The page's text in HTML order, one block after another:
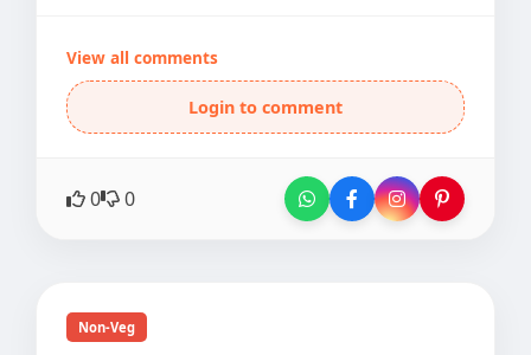
View all comments
Login to comment
0 0
Non-Veg